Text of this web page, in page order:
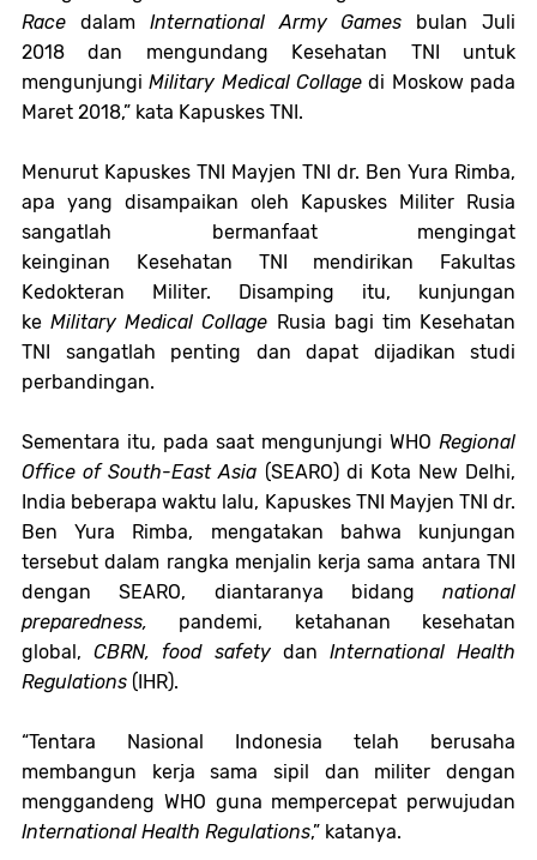
Race dalam International Army Games bulan Juli
2018 dan mengundang Kesehatan TNI untuk
mengunjungiMilitary Medical Collage di Moskow pada
Maret 2018,” kata Kapuskes TNI.
Menurut Kapuskes TNI Mayjen TNI dr. Ben Yura Rimba,
apa yang disampaikan oleh Kapuskes Militer Rusia
sangatlah bermanfaat mengingat
keinginan Kesehatan TNI mendirikan Fakultas
Kedokteran Militer. Disamping itu, kunjungan
keMilitary Medical Collage Rusia bagi tim Kesehatan
TNI sangatlah penting dan dapat dijadikan studi
perbandingan.
Sementara itu, pada saat mengunjungi WHO Regional
Office of South-East Asia (SEARO) di Kota New Delhi,
India beberapa waktu lalu, Kapuskes TNI Mayjen TNI dr.
Ben Yura Rimba, mengatakan bahwa kunjungan
tersebut dalam rangka menjalin kerja sama antara TNI
dengan SEARO, diantaranya bidang national
preparedness, pandemi, ketahanan kesehatan
global,CBRN, food safetydan International Health
Regulations (IHR).
“Tentara Nasional Indonesia telah berusaha
membangun kerja sama sipil dan militer dengan
menggandeng WHO guna mempercepat perwujudan
International Health Regulations,” katanya.